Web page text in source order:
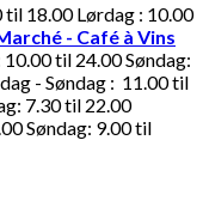
18.00 Lørdag : 10.00
- Café à Vins
til 24.00 Søndag:
- Søndag : 11.00 til
7.30 til 22.00
Søndag: 9.00 til